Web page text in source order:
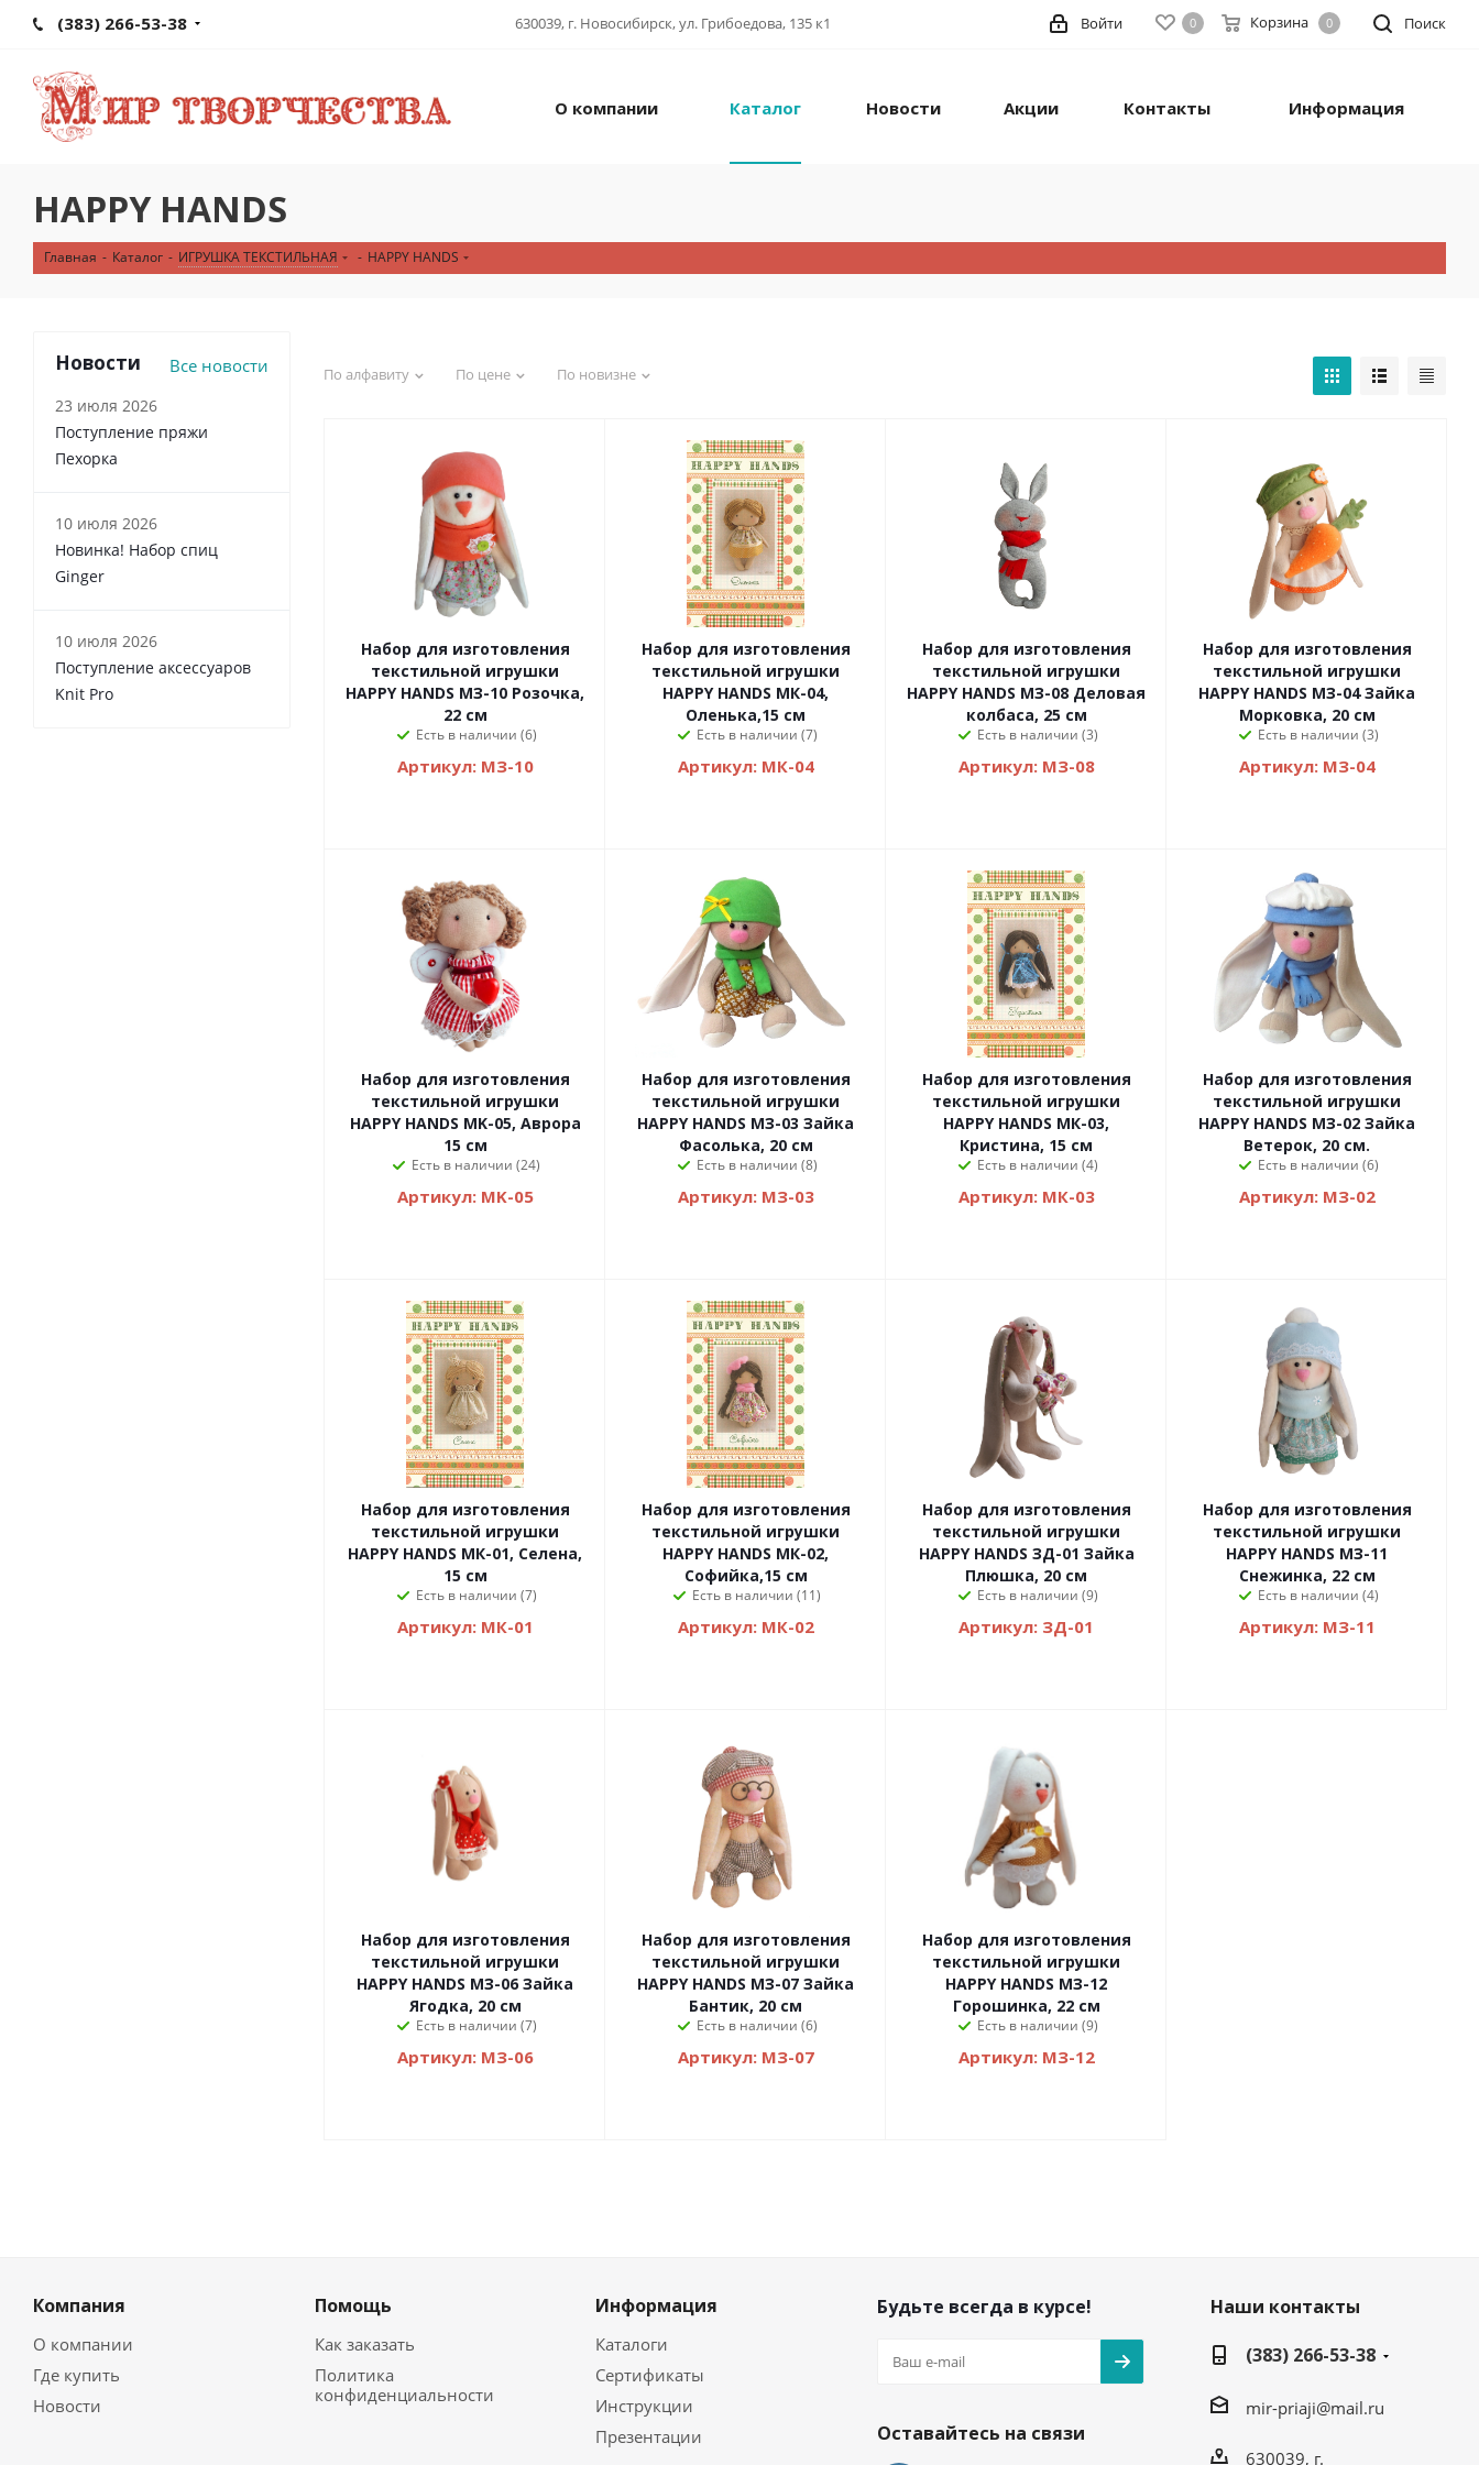
(383) 266-53-38 630039, г. Новосибирск, ул. Грибоедова, 135 к1 Поиск
0 Корзина 0
Войти
О компании Каталог Новости Акции Контакты Информация
HAPPY HANDS
Главная - Каталог - ИГРУШКА ТЕКСТИЛЬНАЯ - HAPPY HANDS
По алфавиту По цене По новизне
Набор для изготовления
текстильной игрушки
HAPPY HANDS МЗ-10 Розочка,
22 см
Есть в наличии (6)
Артикул: МЗ-10
Набор для изготовления
текстильной игрушки
HAPPY HANDS МК-04,
Оленька,15 см
Есть в наличии (7)
Артикул: МК-04
Набор для изготовления
текстильной игрушки
HAPPY HANDS МЗ-08 Деловая
колбаса, 25 см
Есть в наличии (3)
Артикул: МЗ-08
Набор для изготовления
текстильной игрушки
HAPPY HANDS МЗ-04 Зайка
Морковка, 20 см
Есть в наличии (3)
Артикул: МЗ-04
Набор для изготовления
текстильной игрушки
HAPPY HANDS MK-05, Аврора
15 см
Есть в наличии (24)
Артикул: MK-05
Набор для изготовления
текстильной игрушки
HAPPY HANDS МЗ-03 Зайка
Фасолька, 20 см
Есть в наличии (8)
Артикул: МЗ-03
Набор для изготовления
текстильной игрушки
HAPPY HANDS МК-03,
Кристина, 15 см
Есть в наличии (4)
Артикул: МК-03
Набор для изготовления
текстильной игрушки
HAPPY HANDS МЗ-02 Зайка
Ветерок, 20 см.
Есть в наличии (6)
Артикул: МЗ-02
Набор для изготовления
текстильной игрушки
HAPPY HANDS МК-01, Селена,
15 см
Есть в наличии (7)
Артикул: МК-01
Набор для изготовления
текстильной игрушки
НAPPY HANDS МК-02,
Софийка,15 см
Есть в наличии (11)
Артикул: МК-02
Набор для изготовления
текстильной игрушки
HAPPY HANDS ЗД-01 Зайка
Плюшка, 20 см
Есть в наличии (9)
Артикул: ЗД-01
Набор для изготовления
текстильной игрушки
HAPPY HANDS МЗ-11
Снежинка, 22 см
Есть в наличии (4)
Артикул: МЗ-11
Набор для изготовления
текстильной игрушки
HAPPY HANDS МЗ-06 Зайка
Ягодка, 20 см
Есть в наличии (7)
Артикул: МЗ-06
Набор для изготовления
текстильной игрушки
HAPPY HANDS МЗ-07 Зайка
Бантик, 20 см
Есть в наличии (6)
Артикул: МЗ-07
Набор для изготовления
текстильной игрушки
HAPPY HANDS МЗ-12
Горошинка, 22 см
Есть в наличии (9)
Артикул: МЗ-12
Новости Все новости
23 июля 2026
Поступление пряжи
Пехорка
10 июля 2026
Новинка! Набор спиц
Ginger
10 июля 2026
Поступление аксессуаров
Knit Pro
Компания
О компании
Где купить
Новости
Помощь
Как заказать
Политика
конфиденциальности
Информация
Каталоги
Сертификаты
Инструкции
Презентации
Будьте всегда в курсе!
Оставайтесь на связи
Наши контакты
(383) 266-53-38
mir-priaji@mail.ru
630039, г.